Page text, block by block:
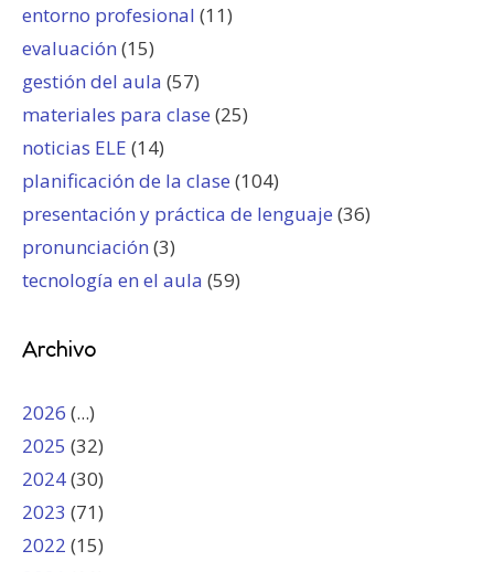
entorno profesional (11)
evaluación (15)
gestión del aula (57)
materiales para clase (25)
noticias ELE (14)
planificación de la clase (104)
presentación y práctica de lenguaje (36)
pronunciación (3)
tecnología en el aula (59)
Archivo
2026 (...)
2025 (32)
2024(30)
2023 (71)
2022 (15)